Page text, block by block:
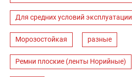
Для средних условий эксплуатации
Морозостойкая разные
Ремни плоские (ленты Норийные)